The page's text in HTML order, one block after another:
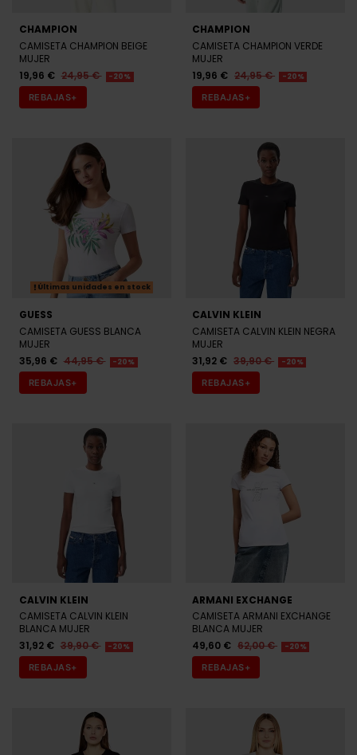
CHAMPION
CAMISETA CHAMPION BEIGE
MUJER
19,96 € 24,95 € -20%
REBAJAS+
CHAMPION
CAMISETA CHAMPION VERDE
MUJER
19,96 € 24,95 € -20%
REBAJAS+
Últimas unidades en stock
GUESS
CAMISETA GUESS BLANCA
MUJER
35,96 € 44,95 € -20%
REBAJAS+
CALVIN KLEIN
CAMISETA CALVIN KLEIN NEGRA
MUJER
31,92 € 39,90 € -20%
REBAJAS+
CALVIN KLEIN
CAMISETA CALVIN KLEIN
BLANCA MUJER
31,92 € 39,90 € -20%
REBAJAS+
ARMANI EXCHANGE
CAMISETA ARMANI EXCHANGE
BLANCA MUJER
49,60 € 62,00 € -20%
REBAJAS+